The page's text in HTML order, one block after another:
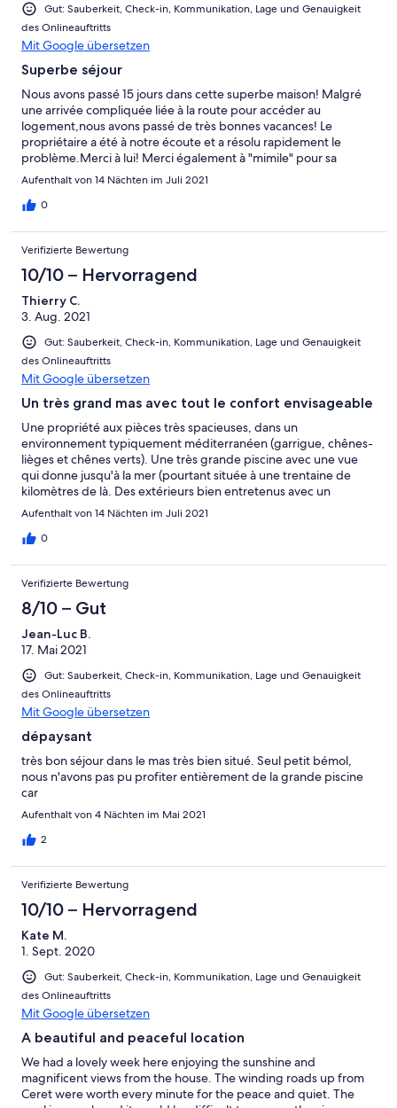
Gut: Sauberkeit, Check-in, Kommunikation, Lage und Genauigkeit
des Onlineauftritts
Mit Google übersetzen
Superbe séjour
Nous avons passé 15 jours dans cette superbe maison! Malgré
une arrivée compliquée liée à la route pour accéder au
logement,nous avons passé de très bonnes vacances! Le
propriétaire a été à notre écoute et a résolu rapidement le
problème.Merci à lui! Merci également à "mimile" pour sa
gentillesse et sa disponibilité. Le logement était extrêmement
équipée,parfaite pour notre famille de 7! La piscine est super et
géniale,petits et grands avons adoré!Merci pour votre accueil et
votre hospitalité! Nous recommandons vivement cette location
sans hésiter. Famille Verlinden
Aufenthalt von 14 Nächten im Juli 2021
0
Verifizierte Bewertung
10/10 – Hervorragend
Thierry C.
3. Aug. 2021
Gut: Sauberkeit, Check-in, Kommunikation, Lage und Genauigkeit
des Onlineauftritts
Mit Google übersetzen
Un très grand mas avec tout le confort envisageable
Une propriété aux pièces très spacieuses, dans un
environnement typiquement méditerranéen (garrigue, chênes-
lièges et chênes verts). Une très grande piscine avec une vue
qui donne jusqu'à la mer (pourtant située à une trentaine de
kilomètres de là. Des extérieurs bien entretenus avec un
barbecue en dur bien plaisant. Et l'accueil très agréable de
Thierry, Juillet 2021
Aufenthalt von 14 Nächten im Juli 2021
0
Verifizierte Bewertung
8/10 – Gut
Jean-Luc B.
17. Mai 2021
Gut: Sauberkeit, Check-in, Kommunikation, Lage und Genauigkeit
des Onlineauftritts
Mit Google übersetzen
dépaysant
très bon séjour dans le mas très bien situé. Seul petit bémol,
nous n'avons pas pu profiter entièrement de la grande piscine
car
Aufenthalt von 4 Nächten im Mai 2021
2
Verifizierte Bewertung
10/10 – Hervorragend
Kate M.
1. Sept. 2020
Gut: Sauberkeit, Check-in, Kommunikation, Lage und Genauigkeit
des Onlineauftritts
Mit Google übersetzen
A beautiful and peaceful location
We had a lovely week here enjoying the sunshine and
magnificent views from the house. The winding roads up from
Ceret were worth every minute for the peace and quiet. The